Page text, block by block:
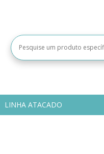
LINHA ATACADO